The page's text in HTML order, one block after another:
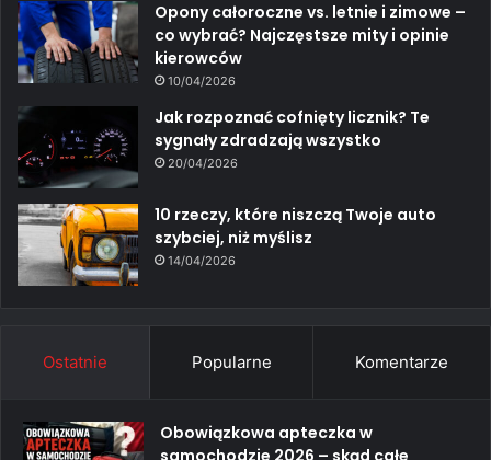
Opony całoroczne vs. letnie i zimowe –
co wybrać? Najczęstsze mity i opinie
kierowców
10/04/2026
Jak rozpoznać cofnięty licznik? Te
sygnały zdradzają wszystko
20/04/2026
10 rzeczy, które niszczą Twoje auto
szybciej, niż myślisz
14/04/2026
Ostatnie Popularne Komentarze
Obowiązkowa apteczka w